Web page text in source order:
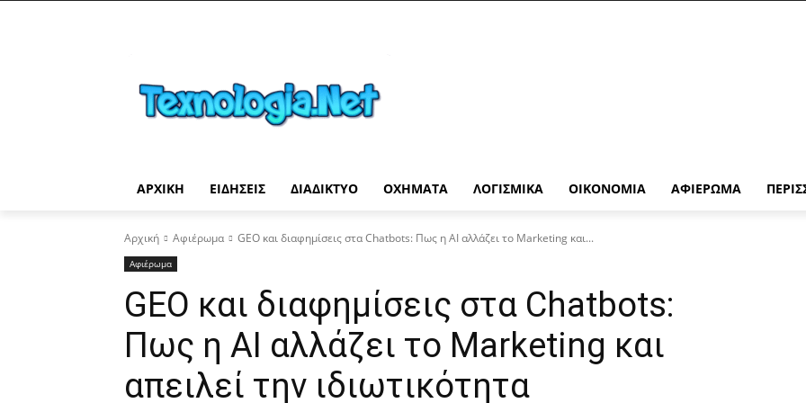
ΑΡΧΙΚΉ ΕΙΔΉΣΕΙΣ ΔΙΑΔΊΚΤΥΟ ΟΧΉΜΑΤΑ ΛΟΓΙΣΜΙΚΆ ΟΙΚΟΝΟΜΊΑ ΑΦΙΈΡΩΜΑ
Αρχική Αφιέρωμα GEO και διαφημίσεις στα Chatbots: Πως η AI αλλάζει το Marketing και...
Αφιέρωμα
GEO και διαφημίσεις στα Chatbots:
Πως η AI αλλάζει το Marketing και
απειλεί την ιδιωτικότητα